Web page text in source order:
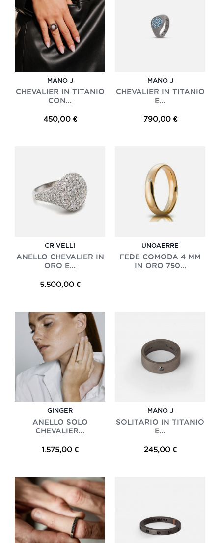
MANO J
CHEVALIER IN TITANIO
CON...
450,00 €
MANO J
CHEVALIER IN TITANIO
E...
790,00 €
CRIVELLI
ANELLO CHEVALIER IN
ORO E...
5.500,00 €
UNOAERRE
FEDE COMODA 4 MM
IN ORO 750...
GINGER
ANELLO SOLO
CHEVALIER...
1.575,00 €
MANO J
SOLITARIO IN TITANIO
E...
245,00 €